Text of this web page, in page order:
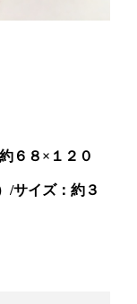
６８×１２０
/サイズ：約３